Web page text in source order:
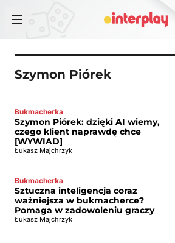
Szymon Piórek
Bukmacherka
Szymon Piórek: dzięki AI wiemy,
czego klient naprawdę chce
[WYWIAD]
Łukasz Majchrzyk
Bukmacherka
Sztuczna inteligencja coraz
ważniejsza w bukmacherce?
Pomaga w zadowoleniu graczy
Łukasz Majchrzyk